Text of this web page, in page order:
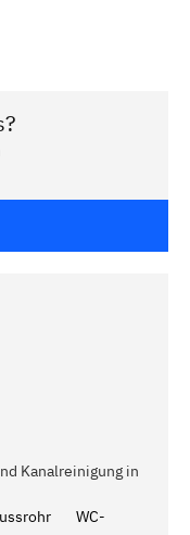
Kanalreinigung in
WC-